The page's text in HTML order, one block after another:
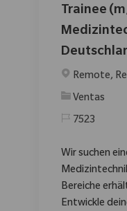
Trainee
Ubicación
Remote,
Categoría
Ventas
7523
Wir suchen
Bereiche
Entwickle